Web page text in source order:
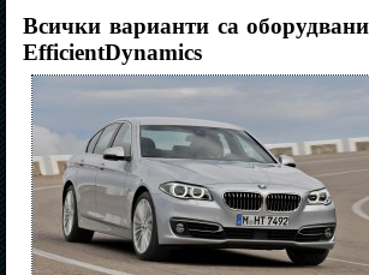
Всички варианти са
EfficientDynamics